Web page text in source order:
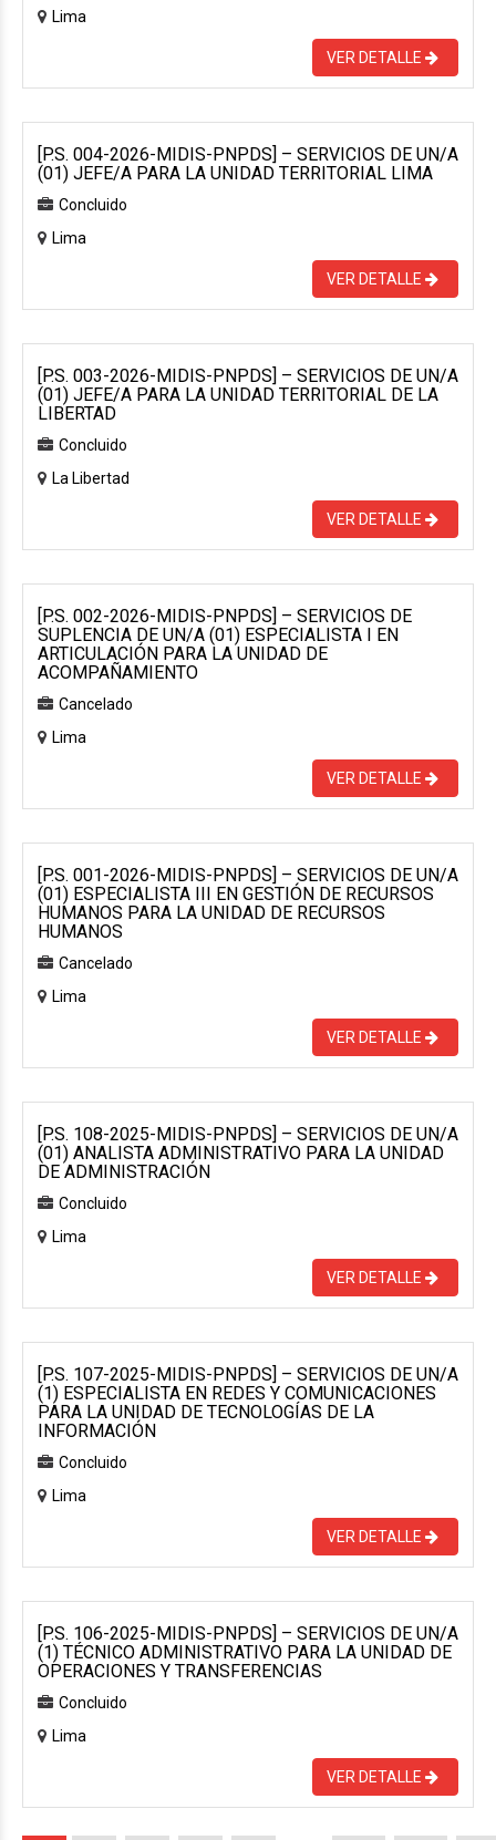
Lima
VER DETALLE
[P.S. 004-2026-MIDIS-PNPDS] – SERVICIOS DE UN/A
(01) JEFE/A PARA LA UNIDAD TERRITORIAL LIMA
Concluido
Lima
VER DETALLE
[P.S. 003-2026-MIDIS-PNPDS] – SERVICIOS DE UN/A
(01) JEFE/A PARA LA UNIDAD TERRITORIAL DE LA
LIBERTAD
Concluido
La Libertad
VER DETALLE
[P.S. 002-2026-MIDIS-PNPDS] – SERVICIOS DE
SUPLENCIA DE UN/A (01) ESPECIALISTA I EN
ARTICULACIÓN PARA LA UNIDAD DE
ACOMPAÑAMIENTO
Cancelado
Lima
VER DETALLE
[P.S. 001-2026-MIDIS-PNPDS] – SERVICIOS DE UN/A
(01) ESPECIALISTA III EN GESTIÓN DE RECURSOS
HUMANOS PARA LA UNIDAD DE RECURSOS
HUMANOS
Cancelado
Lima
VER DETALLE
[P.S. 108-2025-MIDIS-PNPDS] – SERVICIOS DE UN/A
(01) ANALISTA ADMINISTRATIVO PARA LA UNIDAD
DE ADMINISTRACIÓN
Concluido
Lima
VER DETALLE
[P.S. 107-2025-MIDIS-PNPDS] – SERVICIOS DE UN/A
(1) ESPECIALISTA EN REDES Y COMUNICACIONES
PARA LA UNIDAD DE TECNOLOGÍAS DE LA
INFORMACIÓN
Concluido
Lima
VER DETALLE
[P.S. 106-2025-MIDIS-PNPDS] – SERVICIOS DE UN/A
(1) TÉCNICO ADMINISTRATIVO PARA LA UNIDAD DE
OPERACIONES Y TRANSFERENCIAS
Concluido
Lima
VER DETALLE